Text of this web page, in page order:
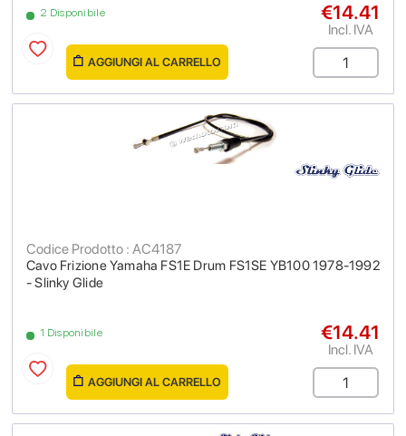
2 Disponibile €14.41
Incl. IVA
AGGIUNGI AL CARRELLO
Cavo Frizione Yamaha FS1E Drum FS1SE YB100 1978-1992
- Slinky Glide
Codice Prodotto : AC4187
1 Disponibile €14.41
Incl. IVA
AGGIUNGI AL CARRELLO